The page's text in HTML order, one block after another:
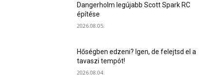
Dangerholm legújabb Scott Spark RC
építése
2026.08.05.
Hőségben edzeni? Igen, de felejtsd el a
tavaszi tempót!
2026.08.04.